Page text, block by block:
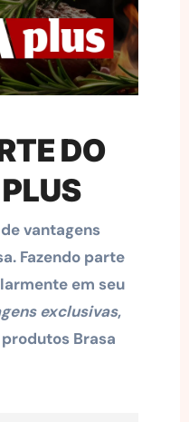
DO
vantagens
Fazendo parte
em seu
exclusivas,
Brasa